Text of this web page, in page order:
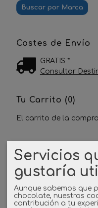
Costes de Envío
GRATIS *
Consultar
Tu Carrito (0)
El carrito de la
Redes Sociales
Twitter
Linkedin
Servicios
gustaría
Aunque sabemos que
chocolate, nuestras
contribución a tu